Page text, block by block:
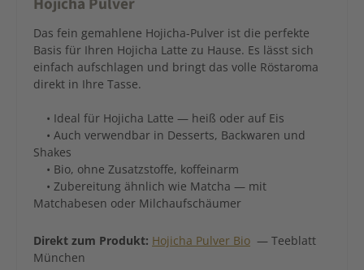
Das fein gemahlene Hojicha-Pulver ist die perfekte
Basis für Ihren Hojicha Latte zu Hause. Es lässt sich
einfach aufschlagen und bringt das volle Röstaroma
direkt in Ihre Tasse.
• Ideal für Hojicha Latte — heiß oder auf Eis
• Auch verwendbar in Desserts, Backwaren und
Shakes
• Bio, ohne Zusatzstoffe, koffeinarm
• Zubereitung ähnlich wie Matcha — mit
Matchabesen oder Milchaufschäumer
Direkt zum Produkt: Hojicha Pulver Bio — Teeblatt
München